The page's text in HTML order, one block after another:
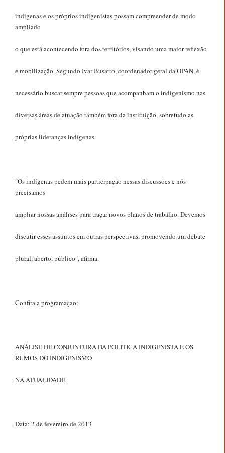
indígenas e os próprios indigenistas possam compreender de modo
ampliado
o que está acontecendo fora dos territórios, visando uma maior reflexão
e mobilização. Segundo Ivar Busatto, coordenador geral da OPAN, é
necessário buscar sempre pessoas que acompanham o indigenismo nas
diversas áreas de atuação também fora da instituição, sobretudo as
próprias lideranças indígenas.
"Os indígenas pedem mais participação nessas discussões e nós
precisamos
ampliar nossas análises para traçar novos planos de trabalho. Devemos
discutir esses assuntos em outras perspectivas, promovendo um debate
plural, aberto, público", afirma.
Confira a programação:
ANÁLISE DE CONJUNTURA DA POLÍTICA INDIGENISTA E OS
RUMOS DO INDIGENISMO
NA ATUALIDADE
Data: 2 de fevereiro de 2013